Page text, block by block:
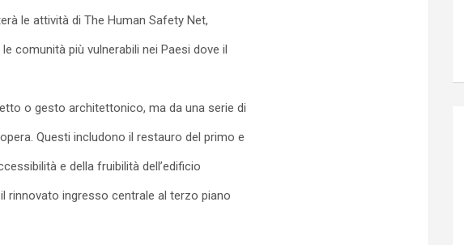
le attività di The Human Safety Net,
comunità più vulnerabili nei Paesi dove il
o gesto architettonico, ma da una serie di
Questi includono il restauro del primo e
e della fruibilità dell’edificio
rinnovato ingresso centrale al terzo piano